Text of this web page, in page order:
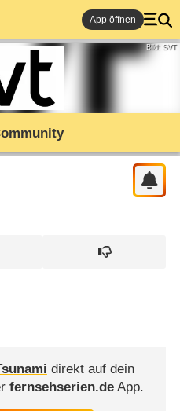
App öffnen
Bild: SVT
direkt auf dein
fernsehserien.deApp.